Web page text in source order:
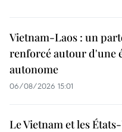
Vietnam-Laos : un
renforcé autour d'une
autonome
06/08/2026 15:01
Le Vietnam et les